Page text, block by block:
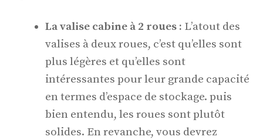
La valise cabine à 2 roues : L’atout des
valises à deux roues, c’est qu’elles sont
plus légères et qu’elles sont
intéressantes pour leur grande capacité
en termes d’espace de stockage. puis
bien entendu, les roues sont plutôt
solides. En revanche, vous devrez